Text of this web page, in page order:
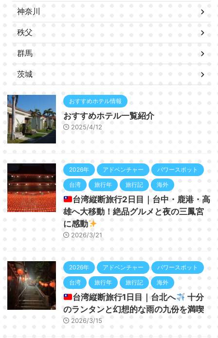
神奈川
秩父
群馬
茨城
おすすめホテル情報
おすすめホテル一覧紹介
2025/4/12
2026年 アドベンチャー パワースポット
台湾 旅行年 旅行記 海外
台湾縦断旅行2日目｜台中・鹿港・高
雄へ大移動！絶品グルメと夜の三鳳宮
に感動
2026/3/21
2026年 アドベンチャー パワースポット
台湾 旅行年 旅行記 海外
台湾縦断旅行1日目｜台北へ
十分
のランタンと幻想的な雨の九份を満喫
2026/3/15